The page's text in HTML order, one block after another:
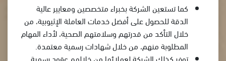
كما تستعين الشركة بخبراء متخصصين ومعايير عالية
الدقة للحصول على أفضل خدمات العاملة الإثيوبية، من
خلال التأكد من قدرتهم وسلامتهم الصحية، لأداء المهام
المطلوبة منهم، من خلال شهادات رسمية معتمدة.